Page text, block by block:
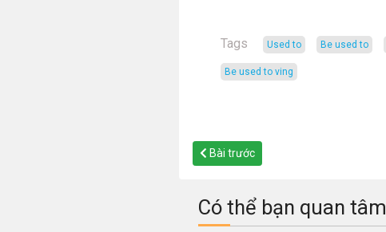
Tags used to be used to
be used to ving
Bài trước
Có thể bạn quan tâm